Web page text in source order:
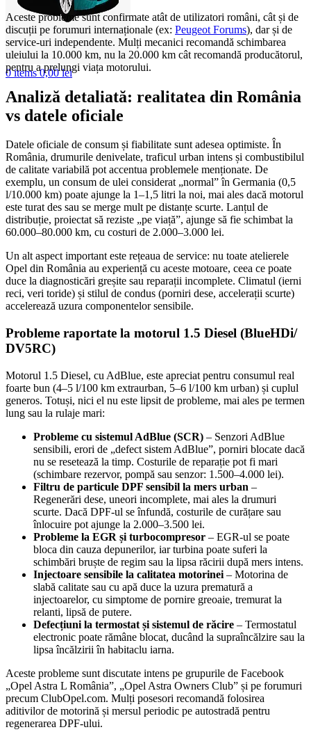
0items 0,00lei
Aceste probleme sunt confirmate atât de utilizatori români, cât și de
discuții pe forumuri internaționale (ex: Peugeot Forums), dar și de
service-uri independente. Mulți mecanici recomandă schimbarea
uleiului la 10.000 km, nu la 20.000 km cât recomandă producătorul,
pentru a prelungi viața motorului.
Analiză detaliată: realitatea din România
vs datele oficiale
Datele oficiale de consum și fiabilitate sunt adesea optimiste. În
România, drumurile denivelate, traficul urban intens și combustibilul
de calitate variabilă pot accentua problemele menționate. De
exemplu, un consum de ulei considerat „normal” în Germania (0,5
l/10.000 km) poate ajunge la 1–1,5 litri la noi, mai ales dacă motorul
este turat des sau se merge mult pe distanțe scurte. Lanțul de
distribuție, proiectat să reziste „pe viață”, ajunge să fie schimbat la
60.000–80.000 km, cu costuri de 2.000–3.000 lei.
Un alt aspect important este rețeaua de service: nu toate atelierele
Opel din România au experiență cu aceste motoare, ceea ce poate
duce la diagnosticări greșite sau reparații incomplete. Climatul (ierni
reci, veri toride) și stilul de condus (porniri dese, accelerații scurte)
accelerează uzura componentelor sensibile.
Probleme raportate la motorul 1.5 Diesel (BlueHDi/
DV5RC)
Motorul 1.5 Diesel, cu AdBlue, este apreciat pentru consumul real
foarte bun (4–5 l/100 km extraurban, 5–6 l/100 km urban) și cuplul
generos. Totuși, nici el nu este lipsit de probleme, mai ales pe termen
lung sau la rulaje mari:
Probleme cu sistemul AdBlue (SCR) – Senzori AdBlue
sensibili, erori de „defect sistem AdBlue”, porniri blocate dacă
nu se resetează la timp. Costurile de reparație pot fi mari
(schimbare rezervor, pompă sau senzor: 1.500–4.000 lei).
Filtru de particule DPF sensibil la mers urban –
Regenerări dese, uneori incomplete, mai ales la drumuri
scurte. Dacă DPF-ul se înfundă, costurile de curățare sau
înlocuire pot ajunge la 2.000–3.500 lei.
Probleme la EGR și turbocompresor – EGR-ul se poate
bloca din cauza depunerilor, iar turbina poate suferi la
schimbări bruște de regim sau la lipsa răcirii după mers intens.
Injectoare sensibile la calitatea motorinei – Motorina de
slabă calitate sau cu apă duce la uzura prematură a
injectoarelor, cu simptome de pornire greoaie, tremurat la
relanti, lipsă de putere.
Defecțiuni la termostat și sistemul de răcire – Termostatul
electronic poate rămâne blocat, ducând la supraîncălzire sau la
lipsa încălzirii în habitaclu iarna.
Aceste probleme sunt discutate intens pe grupurile de Facebook
„Opel Astra L România”, „Opel Astra Owners Club” și pe forumuri
precum ClubOpel.com. Mulți posesori recomandă folosirea
aditivilor de motorină și mersul periodic pe autostradă pentru
regenerarea DPF-ului.